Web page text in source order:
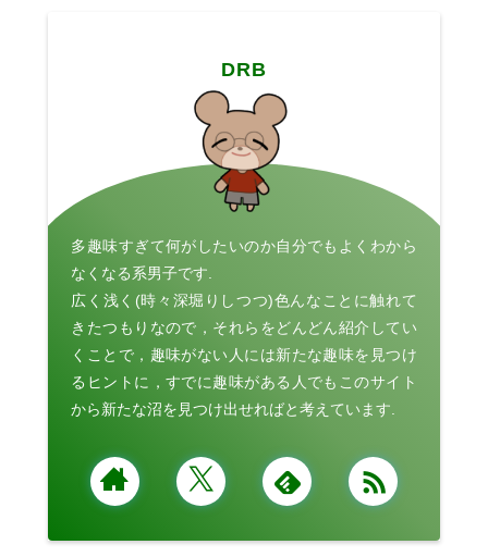
DRB
多趣味すぎて何がしたいのか自分でもよくわから
なくなる系男子です.
広く浅く(時々深堀りしつつ)色んなことに触れて
きたつもりなので，それらをどんどん紹介してい
くことで，趣味がない人には新たな趣味を見つけ
るヒントに，すでに趣味がある人でもこのサイト
から新たな沼を見つけ出せればと考えています.